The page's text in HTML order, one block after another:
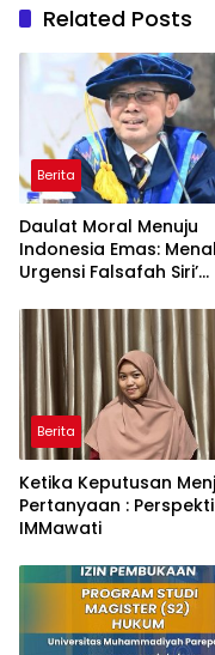
Related Posts
Berita
Daulat Moral Menuju
Indonesia Emas:
Urgensi Falsafah Siri’
Ancaman Kleptokrasi
Berita
Ketika Keputusan
Pertanyaan :
IMMawati